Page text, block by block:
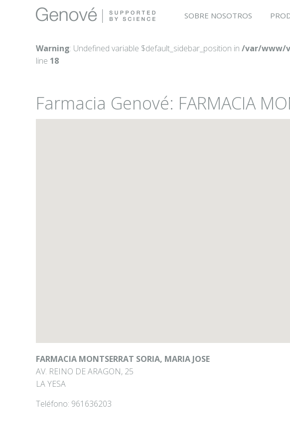
SOBRE NOSOTROS
Warning: Undefined variable $default_sidebar_position in /var/www/
line 18
Farmacia Genové: FARMACIA
FARMACIA MONTSERRAT SORIA, MARIA JOSE
AV. REINO DE ARAGON, 25
LA YESA
Teléfono: 961636203